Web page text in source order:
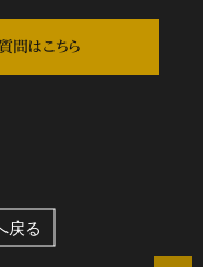
問はこちら
戻る